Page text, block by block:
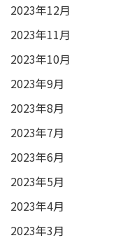
2023年12月
2023年11月
2023年10月
2023年9月
2023年8月
2023年7月
2023年6月
2023年5月
2023年4月
2023年3月